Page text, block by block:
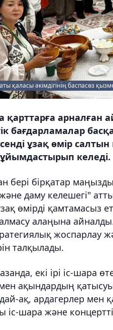
қаласы әкімдігінің баспасөз
қарттарға
бағдарламалар
ұзақ өмір
келеді.
бері бірқатар
даму келешегі"
өмірді
алаңына
жоспарлау
талқылады.
екі ірі іс-
ақындардың
ақ, ардагерлер мен
іс-шара және